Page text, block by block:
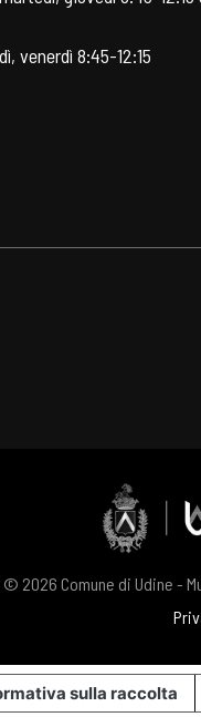
venerdì 8:45-12:15
2026 Comune di Udine -
sulla raccolta